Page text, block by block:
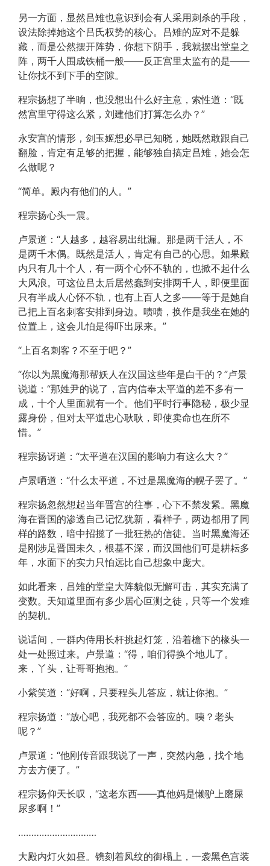
另一方面，显然吕雉也意识到会有人采用刺杀的手段，
设法除掉她这个吕氏权势的核心。吕雉的应对不是躲
藏，而是公然摆开阵势，你想下阴手，我就摆出堂皇之
阵，两千人围成铁桶一般——反正宫里太监有的是——
让你找不到下手的空隙。
程宗扬想了半晌，也没想出什么好主意，索性道：“既
然宫里守得这么紧，刘建他们打算怎么办？”
永安宫的情形，剑玉姬想必早已知晓，她既然敢跟自己
翻脸，肯定有足够的把握，能够独自搞定吕雉，她会怎
么做呢？
“简单。殿内有他们的人。”
程宗扬心头一震。
卢景道：“人越多，越容易出纰漏。那是两千活人，不
是两千木偶。既然是活人，肯定有自己的心思。如果殿
内只有几十个人，有一两个心怀不轨的，也掀不起什么
大风浪。可这位吕太后居然蠢到安排两千人，即便里面
只有半成人心怀不轨，也有上百人之多——等于是她自
己把上百名刺客安排到身边。啧啧，换作是我坐在她的
位置上，这会儿怕是得吓出尿来。”
“上百名刺客？不至于吧？”
“你以为黑魔海那帮妖人在汉国这些年是白干的？”卢景
说道：“那姓尹的说了，宫内信奉太平道的差不多有一
成，十个人里面就有一个。他们平时行事隐秘，极少显
露身份，但对太平道忠心耿耿，即使卖命也在所不
惜。”
程宗扬讶道：“太平道在汉国的影响力有这么大？”
卢景哂道：“什么太平道，不过是黑魔海的幌子罢了。”
程宗扬忽然想起当年晋宫的往事，心下不禁发紧。黑魔
海在晋国的渗透自己记忆犹新，看样子，两边都用了同
样的路数，暗中招揽了一批狂热的信徒。当时黑魔海还
是刚涉足晋国未久，根基不深，而汉国他们可是耕耘多
年，水面下的实力只怕远比自己想象中庞大。
如此看来，吕雉的堂皇大阵貌似无懈可击，其实充满了
变数。天知道里面有多少居心叵测之徒，只等一个发难
的契机。
说话间，一群内侍用长杆挑起灯笼，沿着檐下的椽头一
处一处照过来。卢景道：“得，咱们得换个地儿了。
来，丫头，让哥哥抱抱。”
小紫笑道：“好啊，只要程头儿答应，就让你抱。”
程宗扬道：“放心吧，我死都不会答应的。咦？老头
呢？”
卢景道：“他刚传音跟我说了一声，突然内急，找个地
方去方便了。”
程宗扬仰天长叹，“这老东西——真他妈是懒驴上磨屎
尿多啊！”
…………………………
大殿内灯火如昼。镌刻着凤纹的御榻上，一袭黑色宫装